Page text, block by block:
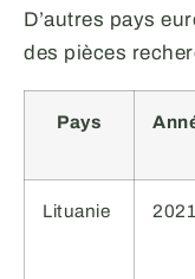
D’autres pays
des pièces
Pays
Lituanie 2021